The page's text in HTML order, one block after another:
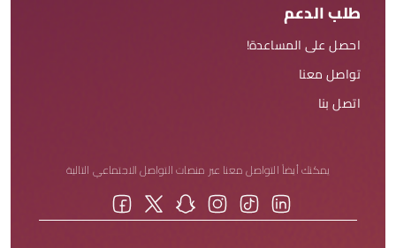
طلب الدعم
احصل على المساعدة!
تواصل معنا
اتصل بنا
يمكنك أيضاً التواصل معنا عبر منصات التواصل الاجتماعي التالية